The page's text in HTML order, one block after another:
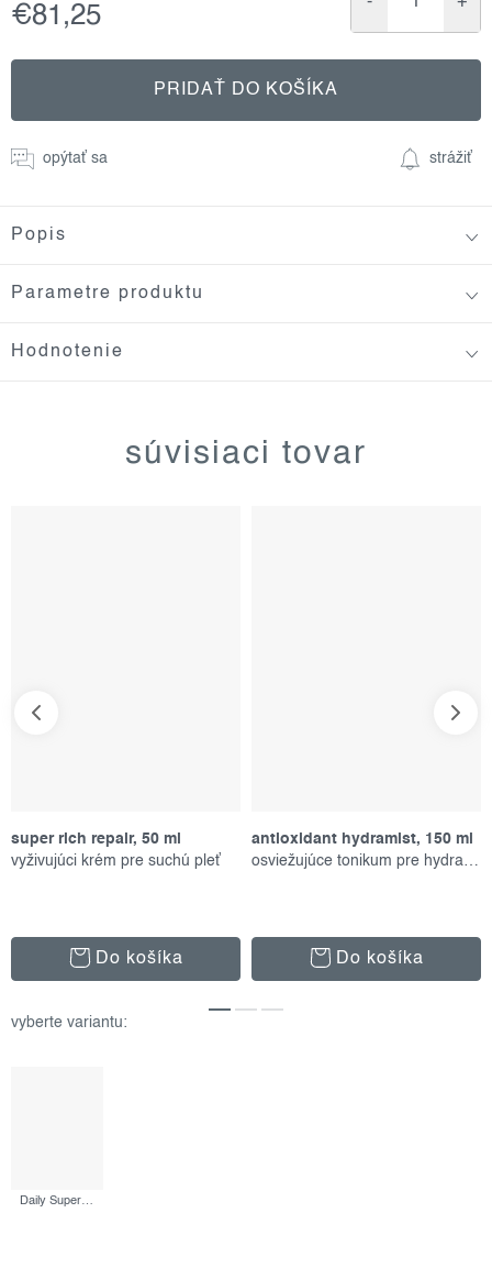
€81,25
cena:
PRIDAŤ DO KOŠÍKA
opýtať sa strážiť
Popis
Parametre produktu
Hodnotenie
súvisiaci tovar
super rich repair, 50 ml
vyživujúci krém pre suchú pleť
Do košíka
antioxidant hydramist, 150 ml
osviežujúce tonikum pre hydratáciu
Do košíka
Daily Superfoliant, 13 g